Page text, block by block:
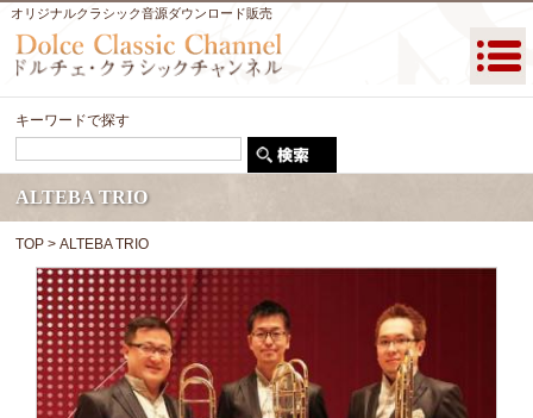
オリジナルクラシック音源ダウンロード販売
キーワードで探す
ALTEBA TRIO
TOP > ALTEBA TRIO